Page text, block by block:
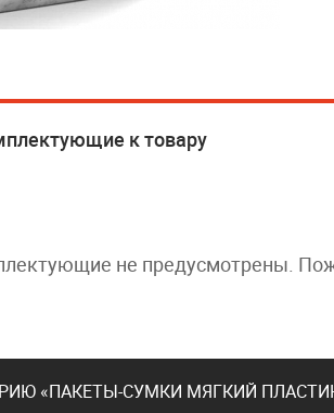
к товару
не предусмотрены.
«ПАКЕТЫ-СУМКИ МЯГКИЙ